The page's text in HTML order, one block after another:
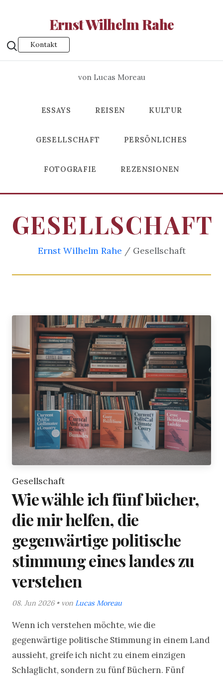
Ernst Wilhelm Rahe
Kontakt
von Lucas Moreau
ESSAYS REISEN KULTUR
GESELLSCHAFT PERSÖNLICHES
FOTOGRAFIE REZENSIONEN
GESELLSCHAFT
Ernst Wilhelm Rahe / Gesellschaft
Gesellschaft
Wie wähle ich fünf bücher,
die mir helfen, die
gegenwärtige politische
stimmung eines landes zu
verstehen
08. Jun 2026 • von Lucas Moreau
Wenn ich verstehen möchte, wie die
gegenwärtige politische Stimmung in einem Land
aussieht, greife ich nicht zu einem einzigen
Schlaglicht, sondern zu fünf Büchern. Fünf